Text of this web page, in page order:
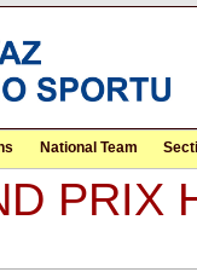
National Team
PRIX